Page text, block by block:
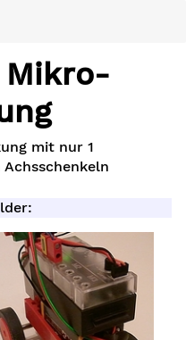
mit nur 1